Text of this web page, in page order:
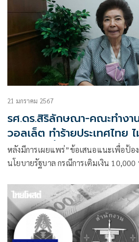
21 มกราคม 2567
รศ.ดร.สิริลักษณา-คณะทำงา
วอลเล็ต ทำร้ายประเทศไทย
ทุจริต ถูกชี้มูลความผิด
หลังมีการเผยแพร่”ข้อเสนอแนะเพื่อป้อ
นโยบายรัฐบาล กรณีการเติมเงิน
รับฟังความเห็นเกี่ยวกับนโยบายรัฐบาล
10,000 บาท